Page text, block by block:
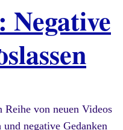
Negative
Reihe von neuen Videos
negative Gedanken